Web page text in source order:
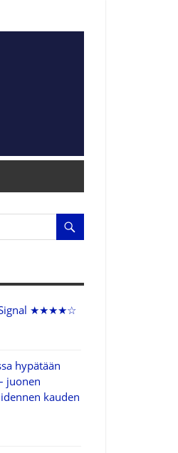
Signal ★★★★☆
hypätään
juonen
kauden